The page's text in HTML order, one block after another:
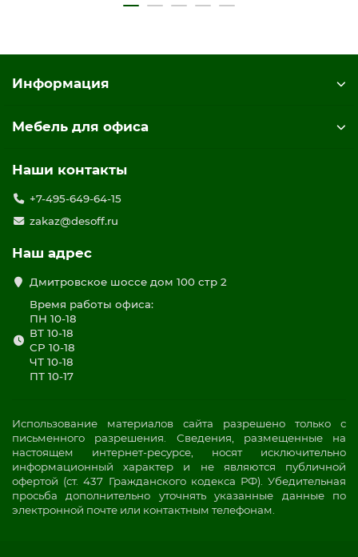
Информация
Мебель для офиса
Наши контакты
+7-495-649-64-15
zakaz@desoff.ru
Наш адрес
Дмитровское шоссе дом 100 стр 2
Время работы офиса:
ПН 10-18
ВТ 10-18
СР 10-18
ЧТ 10-18
ПТ 10-17
Использование материалов сайта разрешено только с
письменного разрешения. Сведения, размещенные на
настоящем интернет-ресурсе, носят исключительно
информационный характер и не являются публичной
офертой (ст. 437 Гражданского кодекса РФ). Убедительная
просьба дополнительно уточнять указанные данные по
электронной почте или контактным телефонам.